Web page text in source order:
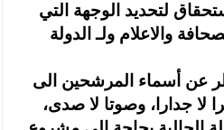
لتحديد الوجهة التي
والاعلام ولـ الدولة
عن أسماء المرشحين الى
لا جدارا، وصوتا لا صدى،